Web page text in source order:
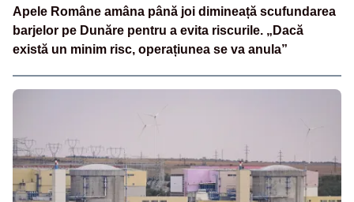
Apele Române amâna până joi dimineață scufundarea
barjelor pe Dunăre pentru a evita riscurile. „Dacă
există un minim risc, operațiunea se va anula”